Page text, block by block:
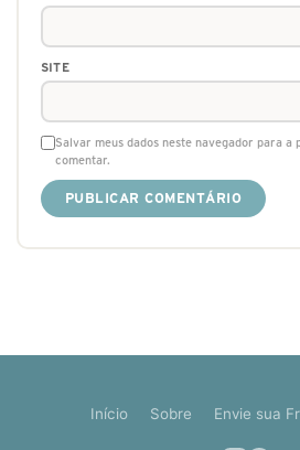
SITE
Salvar meus dados neste navegador para a
comentar.
Início Sobre Envie sua